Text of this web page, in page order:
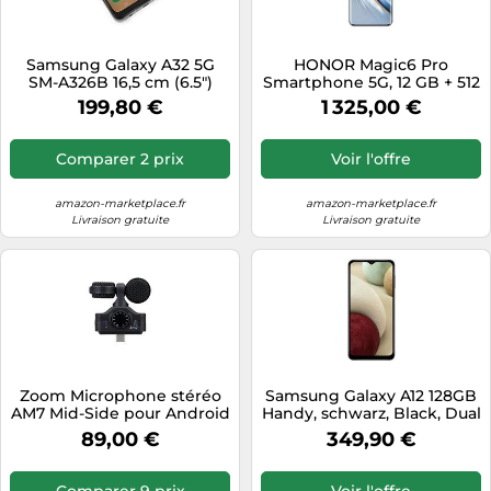
Samsung Galaxy A32 5G
SM-A326B 16,5 cm (6.5")
Double SIM USB Type-C 4
Go 64 Go 5000 mAh Noir
199,80 €
Comparer 2 prix
amazon-marketplace.fr
Livraison gratuite
HONOR Magic6 Pro
Smartphone 5G, 12 GB + 512
GB Handy, 6,80-Zoll, 120 Hz,
50-MP-Dreifachkamera, 180-
MP-Teleobjektivkamera,
Qualcomm Snapdragon 8
Gen 3, 5600 mAh, IP68,
1 325,00 €
Voir l'offre
amazon-marketplace.fr
Livraison gratuite
Zoom Microphone stéréo
AM7 Mid-Side pour Android
– USB-C
89,00 €
Samsung Galaxy A12 128GB
Handy, schwarz, Black, Dual
SIM, Android 10
349,90 €